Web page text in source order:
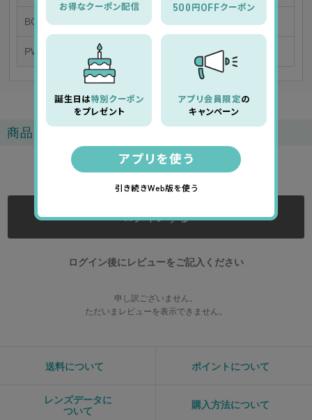
BC/DIA
PWR 0.00～-9.00
商品レビュー
ログインする
ログイン後にレビューをご記入ください
申し訳ございません。
ただいまレビューを表示できません。
送料について ポイントについて
レンズデータに
ついて
購入方法について